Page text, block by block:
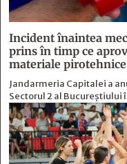
Incident înaintea
prins în timp ce
materiale pirotehnice
Jandarmeria Capitalei a
Sectorul 2 al